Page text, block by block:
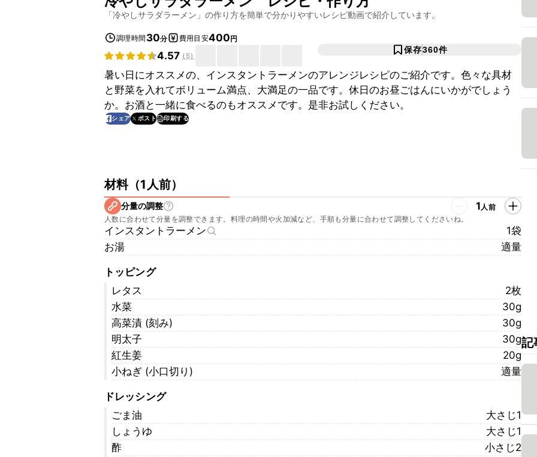
「冷やしサラダラーメン 」の作り方を簡単で分かりやすいレシピ動画で紹介しています。
調理時間 30分 費用目安400円
4.57 ( 5)
保存360件
暑い日にオススメの、インスタントラーメンのアレンジレシピのご紹介です。色々な具材
と野菜を入れてボリューム満点、大満足の一品です。休日のお昼ごはんにいかがでしょう
か。お酒と一緒に食べるのもオススメです。是非お試しください。
シェア ポスト 印刷する
材料（1人前）
分量の調整 1人前
人数に合わせて分量を調整できます。料理の時間や火加減など、手順も分量に合わせて調整してくださいね。
インスタントラーメン
1袋
お湯
適量
トッピング
レタス
2枚
水菜
30g
高菜漬 (刻み)
30g
明太子
30g
紅生姜
20g
小ねぎ (小口切り)
適量
ドレッシング
ごま油
大さじ1
しょうゆ
大さじ1
酢
小さじ2
記